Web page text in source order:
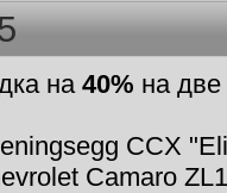
на40% на две
CCX
Camaro